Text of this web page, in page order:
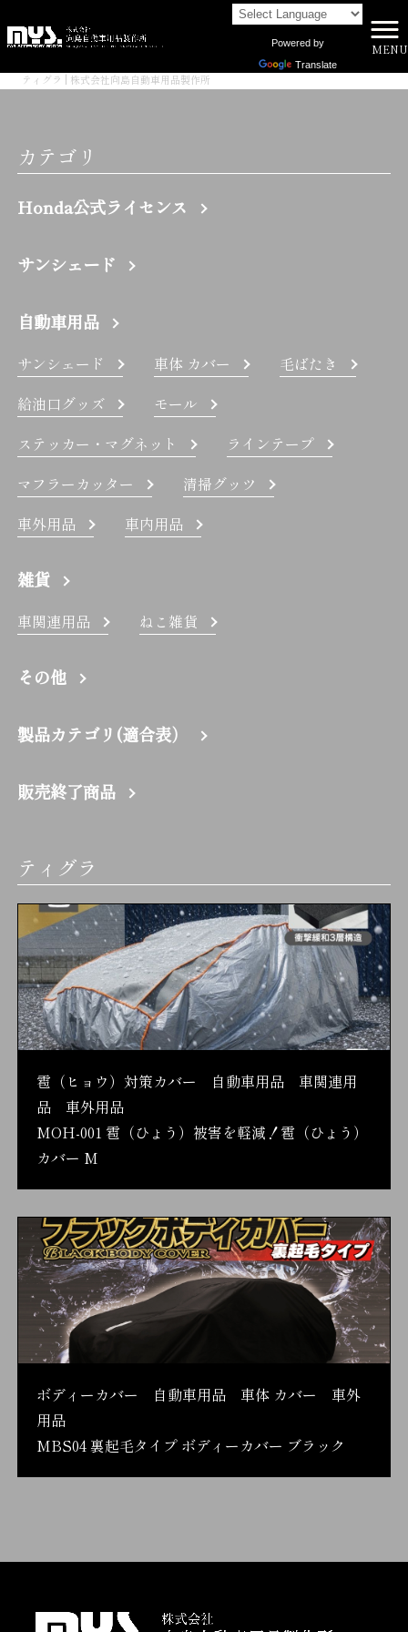
Powered by
Translate
MENU
ティグラ | 株式会社向島自動車用品製作所
カテゴリ
Honda公式ライセンス
サンシェード
自動車用品
サンシェード 車体 カバー
毛ばたき
給油口グッズ
モール
ステッカー・マグネット
ラインテープ
マフラーカッター
清掃グッツ
車外用品
車内用品
雑貨
車関連用品 ねこ雑貨
その他
製品カテゴリ(適合表）
販売終了商品
ティグラ
雹（ヒョウ）対策カバー 自動車用品 車関連用
品 車外用品
MOH-001 雹（ひょう）被害を軽減！雹（ひょう）
カバー M
ボディーカバー 自動車用品 車体 カバー 車外
用品
MBS04 裏起毛タイプ ボディーカバー ブラック